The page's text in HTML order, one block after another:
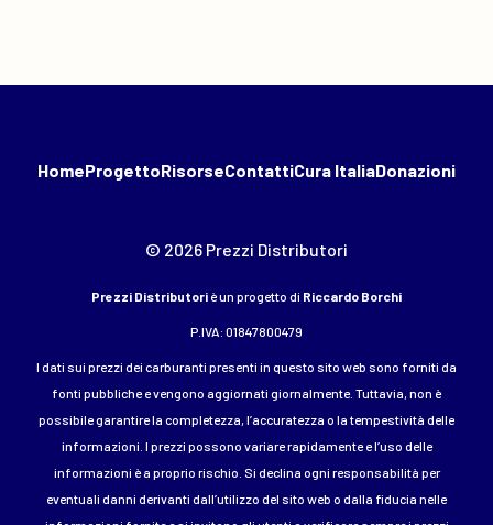
HomeProgettoRisorseContattiCura ItaliaDonazioni
© 2026 Prezzi Distributori
Prezzi Distributori è un progetto di Riccardo Borchi
P.IVA: 01847800479
I dati sui prezzi dei carburanti presenti in questo sito web sono forniti da
fonti pubbliche e vengono aggiornati giornalmente. Tuttavia, non è
possibile garantire la completezza, l’accuratezza o la tempestività delle
informazioni. I prezzi possono variare rapidamente e l’uso delle
informazioni è a proprio rischio. Si declina ogni responsabilità per
eventuali danni derivanti dall’utilizzo del sito web o dalla fiducia nelle